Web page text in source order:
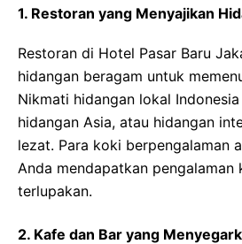
1. Restoran yang Menyajikan
Restoran di Hotel Pasar Baru
hidangan beragam untuk
Nikmati hidangan lokal
hidangan Asia, atau hidangan
lezat. Para koki berpengalaman
Anda mendapatkan pengalaman
terlupakan.
2. Kafe dan Bar yang